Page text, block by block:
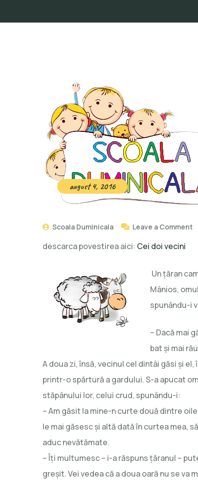
august 4, 2016
Scoala Duminicala Leave a Comment
descarca povestirea aici: Cei doi vecini
Un ţăran
Mânios,
spunându-i
– Dacă mai
bat și mai
A doua zi, însă, vecinul cel dintâi găsi și
printr-o spărtură a gardului. S-a apucat
stăpânului lor, celui crud, spunându-i:
– Am găsit la mine-n curte două dintre
le mai găsesc și altă dată în curtea mea,
aduc nevătămate.
– Îţi multumesc – i-a răspuns ţăranul –
greșit. Vei vedea că a doua oară nu se va